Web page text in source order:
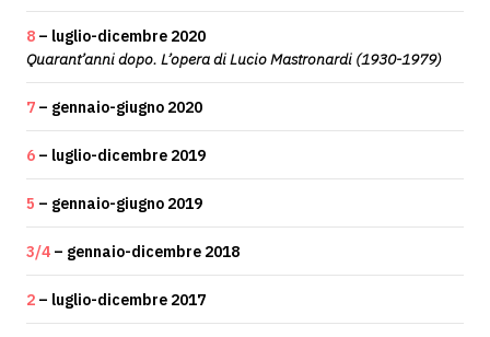
8 – luglio-dicembre 2020
Quarant’anni dopo. L’opera di Lucio Mastronardi (1930-1979)
7 – gennaio-giugno 2020
6 – luglio-dicembre 2019
5 – gennaio-giugno 2019
3/4 – gennaio-dicembre 2018
2 – luglio-dicembre 2017